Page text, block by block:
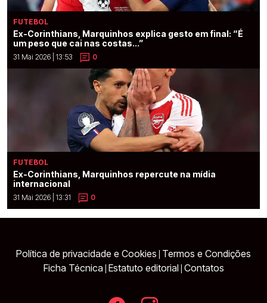
FUTEBOL
Ex-Corinthians, Marquinhos explica gesto em final: “É
um peso que cai nas costas...”
31 Mai 2026 | 13:53 0
FUTEBOL
Ex-Corinthians, Marquinhos repercute na mídia
internacional
31 Mai 2026 | 13:31 0
Política de privacidade e Cookies Termos e Condições
Ficha Técnica Estatuto editorial Contatos